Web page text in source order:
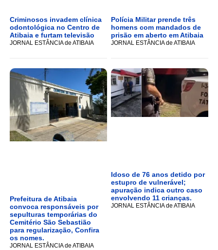
Criminosos invadem clínica
odontológica no Centro de
Atibaia e furtam televisão
JORNAL ESTÂNCIA de ATIBAIA
Polícia Militar prende três
homens com mandados de
prisão em aberto em Atibaia
JORNAL ESTÂNCIA de ATIBAIA
Prefeitura de Atibaia
convoca responsáveis por
sepulturas temporárias do
Cemitério São Sebastião
para regularização, Confira
os nomes.
JORNAL ESTÂNCIA de ATIBAIA
Idoso de 76 anos detido por
estupro de vulnerável;
apuração indica outro caso
envolvendo 11 crianças.
JORNAL ESTÂNCIA de ATIBAIA